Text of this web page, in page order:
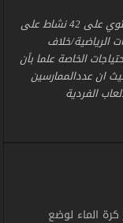
ويتميز النادي بحجم نشاط ضخم إذ يعتبر النادي يحتوي على 42 نشاط على
الرياضية/خلاف
الخاصة علما بأن
ان عددالممارسين
من الألعاب الفردية
الماء لوضع